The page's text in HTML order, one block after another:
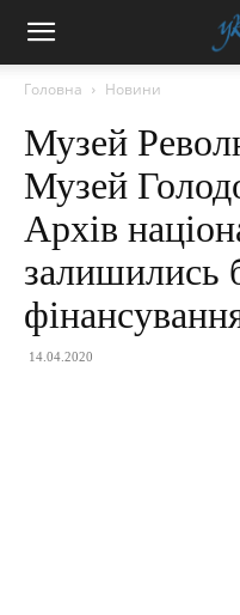
Головна Новини
Музей
Музей
Архів
залишились
14.04.2020